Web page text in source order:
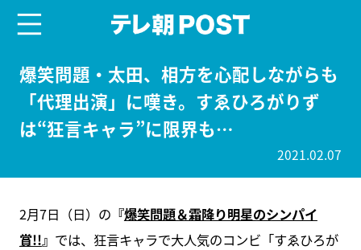
爆笑問題・太田、相方を心配しながらも
「代理出演」に嘆き。すゑひろがりず
は“狂言キャラ”に限界も…
2021.02.07
2月7日（日）の 『爆笑問題＆霜降り明星のシンパイ
賞!!』 では、狂言キャラで大人気のコンビ「すゑひろが